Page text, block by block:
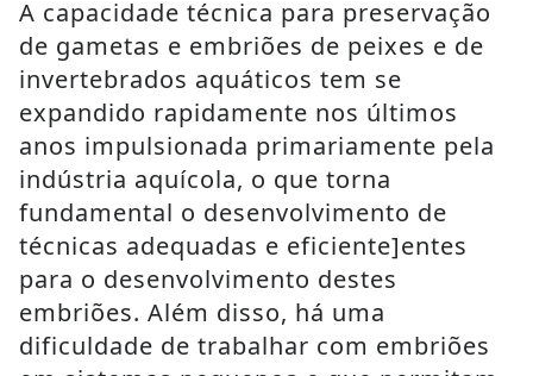
A capacidade técnica para preservação
de gametas e embriões de peixes e de
invertebrados aquáticos tem se
expandido rapidamente nos últimos
anos impulsionada primariamente pela
indústria aquícola, o que torna
fundamental o desenvolvimento de
técnicas adequadas e eficiente]entes
para o desenvolvimento destes
embriões. Além disso, há uma
dificuldade de trabalhar com embriões